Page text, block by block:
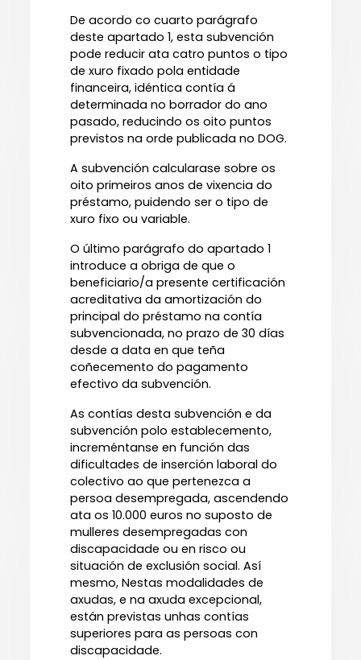
De acordo co cuarto parágrafo
deste apartado 1, esta subvención
pode reducir ata catro puntos o tipo
de xuro fixado pola entidade
financeira, idéntica contía á
determinada no borrador do ano
pasado, reducindo os oito puntos
previstos na orde publicada no DOG.
A subvención calcularase sobre os
oito primeiros anos de vixencia do
préstamo, puidendo ser o tipo de
xuro fixo ou variable.
O último parágrafo do apartado 1
introduce a obriga de que o
beneficiario/a presente certificación
acreditativa da amortización do
principal do préstamo na contía
subvencionada, no prazo de 30 días
desde a data en que teña
coñecemento do pagamento
efectivo da subvención.
As contías desta subvención e da
subvención polo establecemento,
increméntanse en función das
dificultades de inserción laboral do
colectivo ao que pertenezca a
persoa desempregada, ascendendo
ata os 10.000 euros no suposto de
mulleres desempregadas con
discapacidade ou en risco ou
situación de exclusión social. Así
mesmo, Nestas modalidades de
axudas, e na axuda excepcional,
están previstas unhas contías
superiores para as persoas con
discapacidade.